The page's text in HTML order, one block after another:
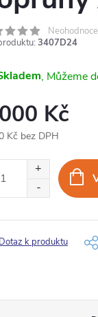
3407D24
Kč
Kč bez DPH
Dotaz k produktu